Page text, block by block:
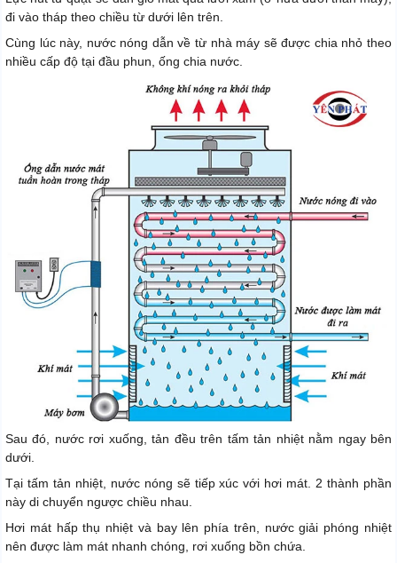
đi vào tháp theo chiều từ dưới lên trên.
Cùng lúc này, nước nóng dẫn về từ nhà máy sẽ được chia nhỏ theo
nhiều cấp độ tại đầu phun, ống chia nước.
Sau đó, nước rơi xuống, tản đều trên tấm tản nhiệt nằm ngay bên
dưới.
Tại tấm tản nhiệt, nước nóng sẽ tiếp xúc với hơi mát. 2 thành phần
này di chuyển ngược chiều nhau.
Hơi mát hấp thụ nhiệt và bay lên phía trên, nước giải phóng nhiệt
nên được làm mát nhanh chóng, rơi xuống bồn chứa.